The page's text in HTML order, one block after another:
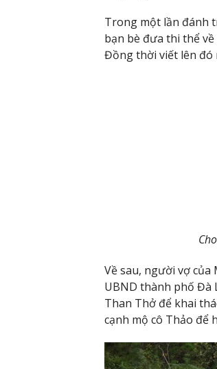
Trong một lần đánh
bạn bè đưa thi thể
Đồng thời viết lên đó
Về sau, người vợ của
UBND thành phố Đà
Than Thở để khai
cạnh mộ cô Thảo để